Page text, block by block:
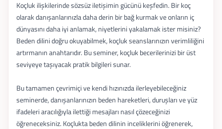
Koçluk ilişkilerinde sözsüz iletişimin gücünü keşfedin. Bir koç
olarak danışanlarınızla daha derin bir bağ kurmak ve onların iç
dünyasını daha iyi anlamak, niyetlerini yakalamak ister misiniz?
Beden dilini doğru okuyabilmek, koçluk seanslarınızın verimliliğini
artırmanın anahtarıdır. Bu seminer, koçluk becerilerinizi bir üst
seviyeye taşıyacak pratik bilgileri sunar.
Bu tamamen çevrimiçi ve kendi hızınızda ilerleyebileceğiniz
seminerde, danışanlarınızın beden hareketleri, duruşları ve yüz
ifadeleri aracılığıyla ilettiği mesajları nasıl çözeceğinizi
öğreneceksiniz. Koçlukta beden dilinin inceliklerini öğrenerek,